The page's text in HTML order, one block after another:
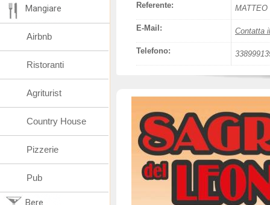
Referente: MATTEO
E-Mail: Contatta
Telefono:
Mangiare
Airbnb
Ristoranti
Agriturist
Country House
Pizzerie
Pub
Bere